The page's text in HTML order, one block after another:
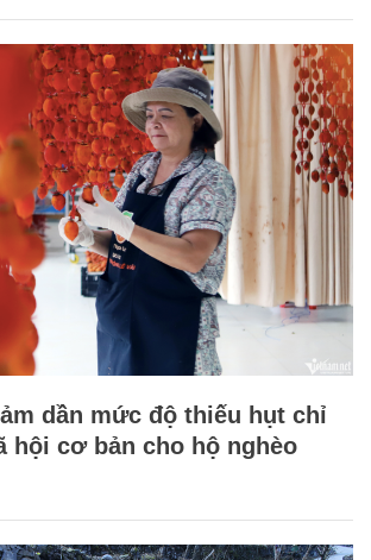
dần mức độ thiếu hụt chỉ
hội cơ bản cho hộ nghèo